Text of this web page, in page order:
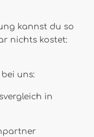
kannst du so
nichts kostet:
uns:
in